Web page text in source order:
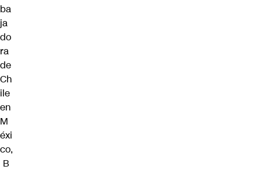
ba
ja
do
ra
de
Ch
ile
en
M
éxi
co,
B